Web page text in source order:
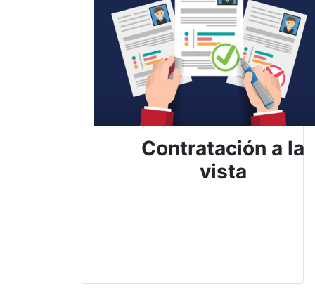
Contratación a la
vista